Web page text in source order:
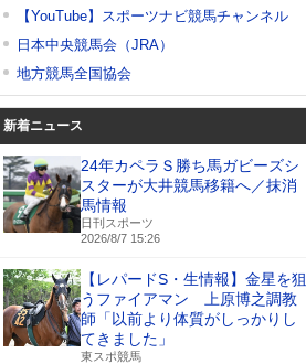
【YouTube】スポーツナビ競馬チャンネル
日本中央競馬会（JRA）
地方競馬全国協会
新着ニュース
24年カペラＳ勝ち馬ガビーズシ
スターが大井競馬移籍へ／抹消
馬情報
日刊スポーツ
2026/8/7 15:26
【レパードS・生情報】金星を狙
うファイアマン 上原博之調教
師「以前より体質がしっかりし
てきました」
東スポ競馬